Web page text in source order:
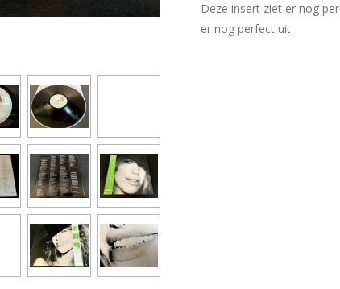
Deze insert ziet er nog
er nog perfect uit.